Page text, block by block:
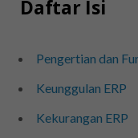
Daftar Isi
Pengertian dan
Keunggulan ERP
Kekurangan ERP